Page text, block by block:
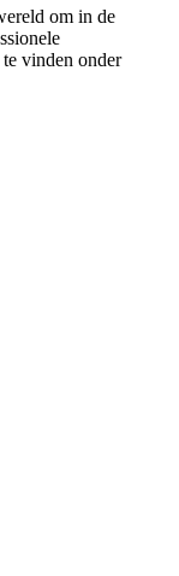
om in de
vinden onder